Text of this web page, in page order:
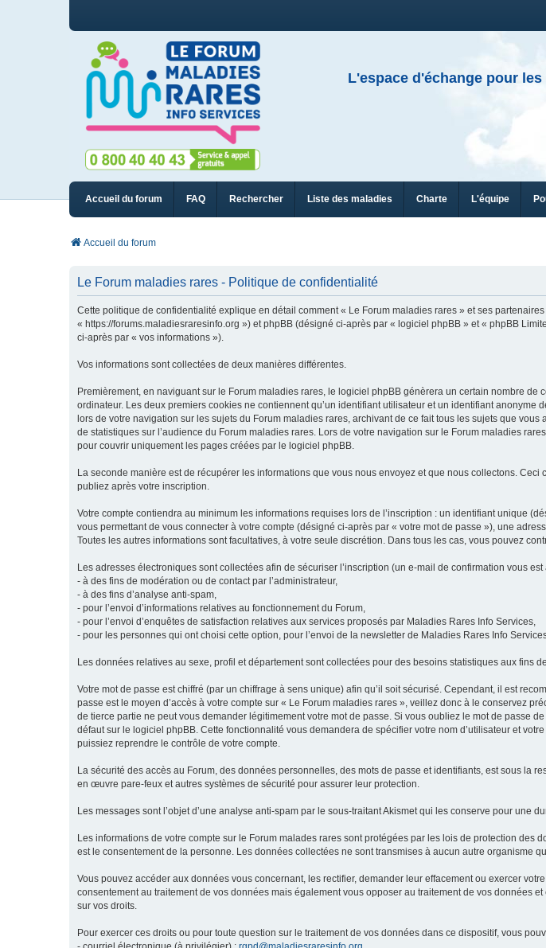
L'espace d'échange pour
Accueil du forum FAQ Rechercher Liste des maladies Charte L'équipe
Accueil du forum
Le Forum maladies rares - Politique de confidentialité
Cette politique de confidentialité explique en détail comment « Le Forum maladies rares » et ses
« https://forums.maladiesraresinfo.org ») et phpBB (désigné ci-après par « logiciel phpBB » et « phpBB
ci-après par « vos informations »).
Vos informations sont collectées de deux manières différentes.
Premièrement, en naviguant sur le Forum maladies rares, le logiciel phpBB génèrera un certain nombre
ordinateur. Les deux premiers cookies ne contiennent qu’un identifiant utilisateur et un identifiant
lors de votre navigation sur les sujets du Forum maladies rares, archivant de ce fait tous les sujets que
de statistiques sur l’audience du Forum maladies rares. Lors de votre navigation sur le Forum maladies
pour couvrir uniquement les pages créées par le logiciel phpBB.
La seconde manière est de récupérer les informations que vous nous envoyez et que nous collectons.
publiez après votre inscription.
Votre compte contiendra au minimum les informations requises lors de l’inscription : un identifiant unique
vous permettant de vous connecter à votre compte (désigné ci-après par « votre mot de passe »), une
Toutes les autres informations sont facultatives, à votre seule discrétion. Dans tous les cas, vous pouvez
Les adresses électroniques sont collectées afin de sécuriser l’inscription (un e-mail de confirmation vous
- à des fins de modération ou de contact par l’administrateur,
- à des fins d’analyse anti-spam,
- pour l’envoi d’informations relatives au fonctionnement du Forum,
- pour l’envoi d’enquêtes de satisfaction relatives aux services proposés par Maladies Rares Info Services,
- pour les personnes qui ont choisi cette option, pour l’envoi de la newsletter de Maladies Rares Info
Les données relatives au sexe, profil et département sont collectées pour des besoins statistiques aux fins
Votre mot de passe est chiffré (par un chiffrage à sens unique) afin qu’il soit sécurisé. Cependant, il est
passe est le moyen d’accès à votre compte sur « Le Forum maladies rares », veillez donc à le conservez
de tierce partie ne peut vous demander légitimement votre mot de passe. Si vous oubliez le mot de passe
défaut sur le logiciel phpBB. Cette fonctionnalité vous demandera de spécifier votre nom d’utilisateur et
puissiez reprendre le contrôle de votre compte.
La sécurité des accès au Forum, des données personnelles, des mots de passe et identifiants, est sous la
en œuvre pare-feux et autres systèmes de sécurité pour assurer leur protection.
Les messages sont l’objet d’une analyse anti-spam par le sous-traitant Akismet qui les conserve pour une
Les informations de votre compte sur le Forum malades rares sont protégées par les lois de protection
est le consentement de la personne. Les données collectées ne sont transmises à aucun autre organisme
Vous pouvez accéder aux données vous concernant, les rectifier, demander leur effacement ou exercer
consentement au traitement de vos données mais également vous opposer au traitement de vos données
sur vos droits.
Pour exercer ces droits ou pour toute question sur le traitement de vos données dans ce dispositif, vous